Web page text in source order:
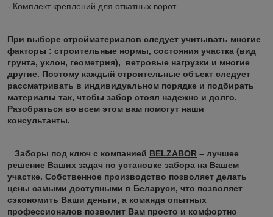
- Комплект креплений для откатных ворот
При выборе стройматериалов следует учитывать многие
факторы : строительные нормы, состояния участка (вид
грунта, уклон, геометрия), ветровые нагрузки и многие
другие. Поэтому каждый строительные объект следует
рассматривать в индивидуальном порядке и подбирать
материалы так, чтобы забор стоял надежно и долго.
Разобраться во всем этом вам помогут наши
консультанты.
Заборы под ключ с компанией BELZABOR – лучшее
решение Ваших задач по установке забора на Вашем
участке. Собственное производство позволяет делать
цены самыми доступными в Беларуси, что позволяет
сэкономить Ваши деньги, а команда опытных
профессионалов позволит Вам просто и комфортно